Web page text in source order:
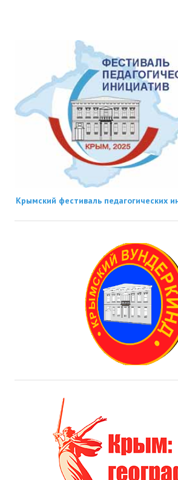
Крымский фестиваль педагогических